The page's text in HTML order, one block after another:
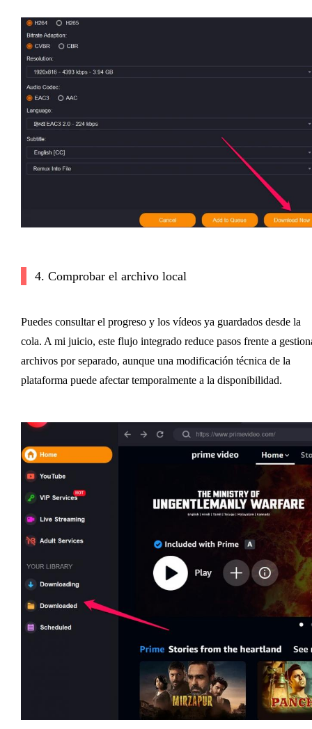
4. Comprobar el archivo local
Puedes consultar el progreso y los vídeos ya guardados desde la
cola. A mi juicio, este flujo integrado reduce pasos frente a
archivos por separado, aunque una modificación técnica de la
plataforma puede afectar temporalmente a la disponibilidad.